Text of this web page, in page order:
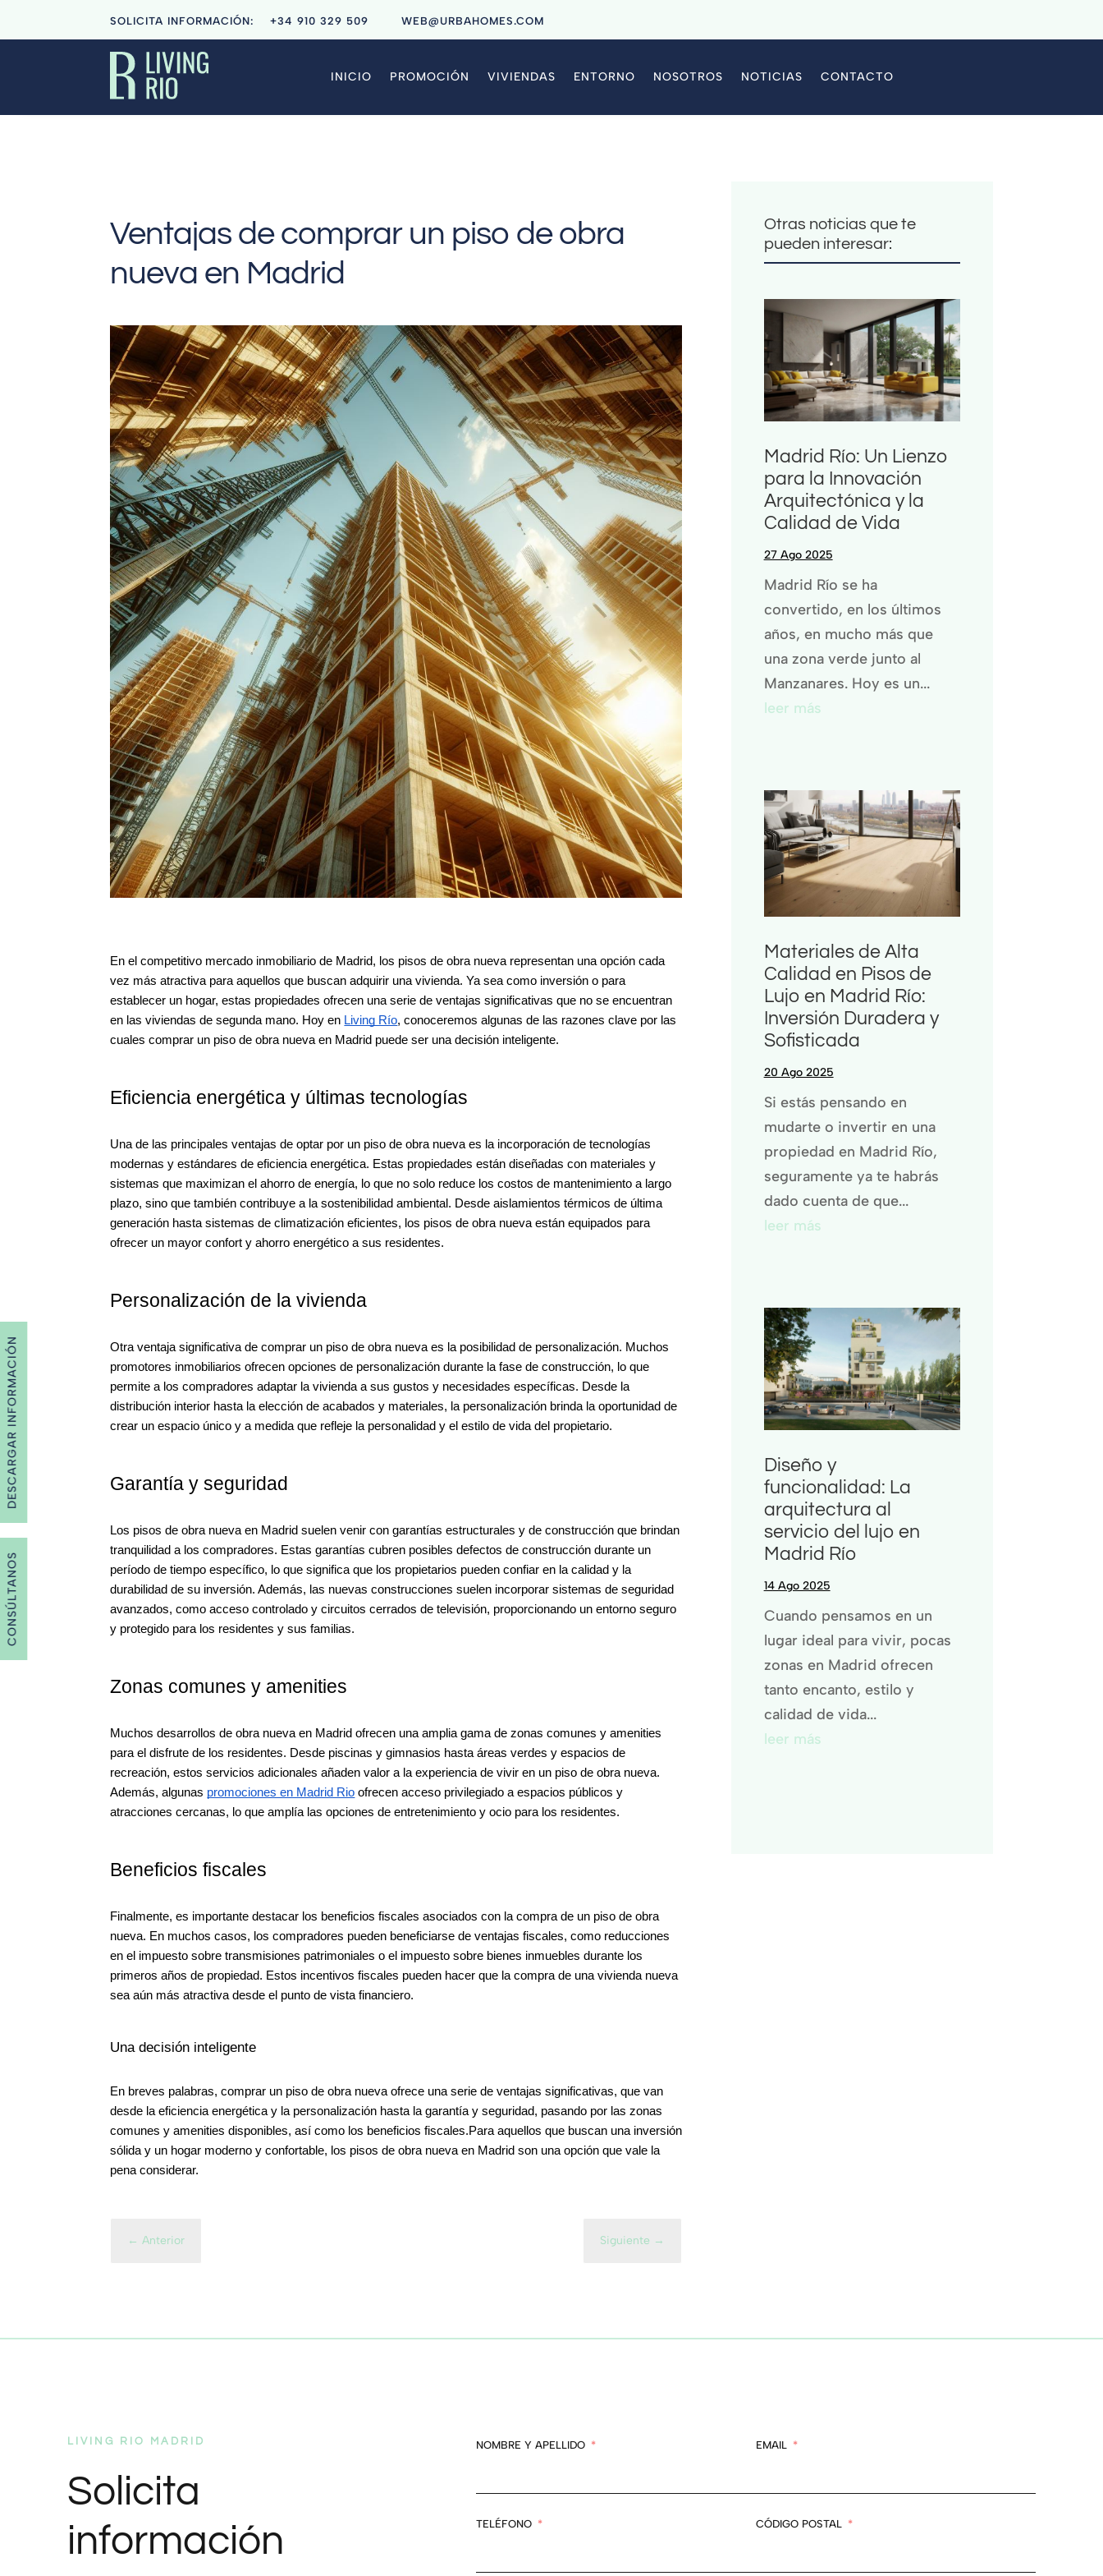
SOLICITA INFORMACIÓN: +34910 329 509 WEB@URBAHOMES.COM
INICIO PROMOCIÓN VIVIENDAS ENTORNO NOSOTROS NOTICIAS CONTACTO
Ventajas de comprar un piso de obra
nueva en Madrid
En el competitivo mercado inmobiliario de Madrid, los pisos de obra nueva representan una opción cada
vez más atractiva para aquellos que buscan adquirir una vivienda. Ya sea como inversión o para
establecer un hogar, estas propiedades ofrecen una serie de ventajas significativas que no se encuentran
en las viviendas de segunda mano. Hoy en Living Río, conoceremos algunas de las razones clave por las
cuales comprar un piso de obra nueva en Madrid puede ser una decisión inteligente.
Eficiencia energética y últimas tecnologías
Una de las principales ventajas de optar por un piso de obra nueva es la incorporación de tecnologías
modernas y estándares de eficiencia energética. Estas propiedades están diseñadas con materiales y
sistemas que maximizan el ahorro de energía, lo que no solo reduce los costos de mantenimiento a largo
plazo, sino que también contribuye a la sostenibilidad ambiental. Desde aislamientos térmicos de última
generación hasta sistemas de climatización eficientes, los pisos de obra nueva están equipados para
ofrecer un mayor confort y ahorro energético a sus residentes.
Personalización de la vivienda
Otra ventaja significativa de comprar un piso de obra nueva es la posibilidad de personalización. Muchos
promotores inmobiliarios ofrecen opciones de personalización durante la fase de construcción, lo que
permite a los compradores adaptar la vivienda a sus gustos y necesidades específicas. Desde la
distribución interior hasta la elección de acabados y materiales, la personalización brinda la oportunidad de
crear un espacio único y a medida que refleje la personalidad y el estilo de vida del propietario.
Garantía y seguridad
Los pisos de obra nueva en Madrid suelen venir con garantías estructurales y de construcción que brindan
tranquilidad a los compradores. Estas garantías cubren posibles defectos de construcción durante un
período de tiempo específico, lo que significa que los propietarios pueden confiar en la calidad y la
durabilidad de su inversión. Además, las nuevas construcciones suelen incorporar sistemas de seguridad
avanzados, como acceso controlado y circuitos cerrados de televisión, proporcionando un entorno seguro
y protegido para los residentes y sus familias.
Zonas comunes y amenities
Muchos desarrollos de obra nueva en Madrid ofrecen una amplia gama de zonas comunes y amenities
para el disfrute de los residentes. Desde piscinas y gimnasios hasta áreas verdes y espacios de
recreación, estos servicios adicionales añaden valor a la experiencia de vivir en un piso de obra nueva.
Además, algunas promociones en Madrid Rio ofrecen acceso privilegiado a espacios públicos y
atracciones cercanas, lo que amplía las opciones de entretenimiento y ocio para los residentes.
Beneficios fiscales
Finalmente, es importante destacar los beneficios fiscales asociados con la compra de un piso de obra
nueva. En muchos casos, los compradores pueden beneficiarse de ventajas fiscales, como reducciones
en el impuesto sobre transmisiones patrimoniales o el impuesto sobre bienes inmuebles durante los
primeros años de propiedad. Estos incentivos fiscales pueden hacer que la compra de una vivienda nueva
sea aún más atractiva desde el punto de vista financiero.
Una decisión inteligente
En breves palabras, comprar un piso de obra nueva ofrece una serie de ventajas significativas, que van
desde la eficiencia energética y la personalización hasta la garantía y seguridad, pasando por las zonas
comunes y amenities disponibles, así como los beneficios fiscales.Para aquellos que buscan una inversión
sólida y un hogar moderno y confortable, los pisos de obra nueva en Madrid son una opción que vale la
pena considerar.
←Anterior Siguiente →
Otras noticias que te
pueden interesar:
Madrid Río: Un Lienzo
para la Innovación
Arquitectónica y la
Calidad de Vida
27 Ago 2025
Madrid Río se ha
convertido, en los últimos
años, en mucho más que
una zona verde junto al
Manzanares. Hoy es un...
leer más
Materiales de Alta
Calidad en Pisos de
Lujo en Madrid Río:
Inversión Duradera y
Sofisticada
20 Ago 2025
Si estás pensando en
mudarte o invertir en una
propiedad en Madrid Río,
seguramente ya te habrás
dado cuenta de que...
leer más
Diseño y
funcionalidad: La
arquitectura al
servicio del lujo en
Madrid Río
14 Ago 2025
Cuando pensamos en un
lugar ideal para vivir, pocas
zonas en Madrid ofrecen
tanto encanto, estilo y
calidad de vida...
leer más
CONSÚLTANOS
DESCARGAR INFORMACIÓN
LIVING RIO MADRID
Solicita
información
NOMBRE Y APELLIDO EMAIL
TELÉFONO CÓDIGO POSTAL